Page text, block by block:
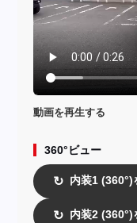
動画を再生する
360°ビュー
↻ 内装1 (360°)
↻ 内装2 (360°)